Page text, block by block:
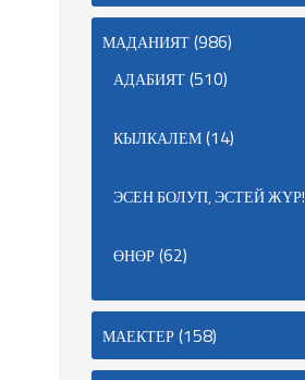
МАДАНИЯТ(986)
АДАБИЯТ(510)
КЫЛКАЛЕМ(14)
ЭСЕН БОЛУП, ЭСТЕЙ ЖҮР!
ӨНӨР(62)
МАЕКТЕР(158)